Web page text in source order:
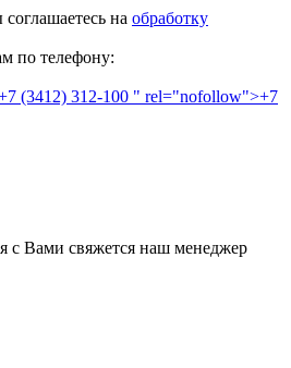
на обработку
по телефону:
(3412) 312-100 " rel="nofollow">+7
с Вами свяжется наш менеджер